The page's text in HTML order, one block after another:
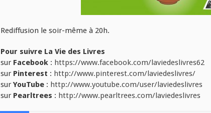
Rediffusion le soir-même à 20h.
Pour suivre La Vie des Livres
sur Facebook: https://www.facebook.com/laviedeslivres62
sur Pinterest : http://www.pinterest.com/laviedeslivres/
sur YouTube: http://www.youtube.com/user/laviedeslivres
sur Pearltrees : http://www.pearltrees.com/laviedeslivres